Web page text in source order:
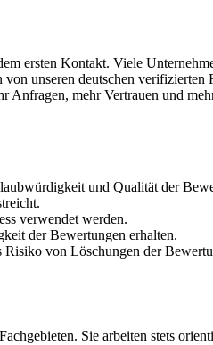
ersten Kontakt. Viele
unseren deutschen verifizierten
mehr Vertrauen und
und Qualität der
verwendet werden.
der Bewertungen erhalten.
von Löschungen der
Sie arbeiten stets